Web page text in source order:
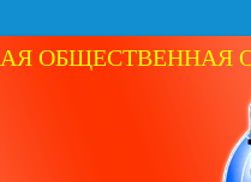
ОБЩЕСТВЕННАЯ